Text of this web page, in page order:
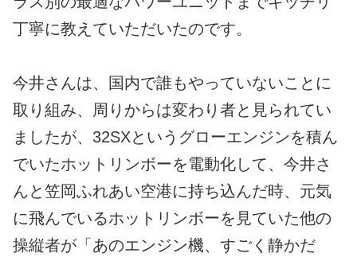
丁寧に教えていただいたのです。
今井さんは、国内で誰もやっていないことに
取り組み、周りからは変わり者と見られてい
ましたが、32SXというグローエンジンを積ん
でいたホットリンボーを電動化して、今井さ
んと笠岡ふれあい空港に持ち込んだ時、元気
に飛んでいるホットリンボーを見ていた他の
操縦者が「あのエンジン機、すごく静かだ